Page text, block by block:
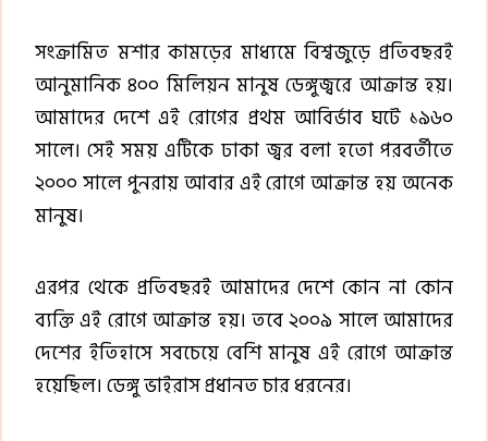
সংক্রামিত মশার কামড়ের মাধ্যমে বিশ্বজুড়ে প্রতিবছরই
আনুমানিক ৪০০ মিলিয়ন মানুষ ডেঙ্গুজ্বরে আক্রান্ত হয়।
আমাদের দেশে এই রোগের প্রথম আবির্ভাব ঘটে ১৯৬০
সালে। সেই সময় এটিকে ঢাকা জ্বর বলা হতো পরবর্তীতে
২০০০ সালে পুনরায় আবার এই রোগে আক্রান্ত হয় অনেক
মানুষ।
এরপর থেকে প্রতিবছরই আমাদের দেশে কোন না কোন
ব্যক্তি এই রোগে আক্রান্ত হয়। তবে ২০০৯ সালে আমাদের
দেশের ইতিহাসে সবচেয়ে বেশি মানুষ এই রোগে আক্রান্ত
হয়েছিল। ডেঙ্গু ভাইরাস প্রধানত চার ধরনের।